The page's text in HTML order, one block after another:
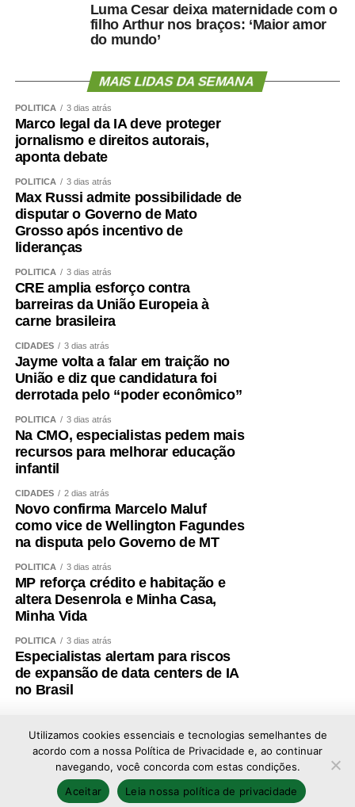
Luma Cesar deixa maternidade com o
filho Arthur nos braços: ‘Maior amor
do mundo’
MAIS LIDAS DA SEMANA
POLÍTICA 3 dias atrás
Marco legal da IA deve proteger
jornalismo e direitos autorais,
aponta debate
POLÍTICA 3 dias atrás
Max Russi admite possibilidade de
disputar o Governo de Mato
Grosso após incentivo de
lideranças
POLÍTICA 3 dias atrás
CRE amplia esforço contra
barreiras da União Europeia à
carne brasileira
CIDADES 3 dias atrás
Jayme volta a falar em traição no
União e diz que candidatura foi
derrotada pelo “poder econômico”
POLÍTICA 3 dias atrás
Na CMO, especialistas pedem mais
recursos para melhorar educação
infantil
CIDADES 2 dias atrás
Novo confirma Marcelo Maluf
como vice de Wellington Fagundes
na disputa pelo Governo de MT
POLÍTICA 3 dias atrás
MP reforça crédito e habitação e
altera Desenrola e Minha Casa,
Minha Vida
POLÍTICA 3 dias atrás
Especialistas alertam para riscos
de expansão de data centers de IA
no Brasil
Copyright © 2026 - Todos os direitos reservados ao
portal Afolhanews
Utilizamos cookies essenciais e tecnologias semelhantes de
acordo com a nossa Política de Privacidade e, ao continuar
navegando, você concorda com estas condições.
Aceitar
Leia nossa política de privacidade